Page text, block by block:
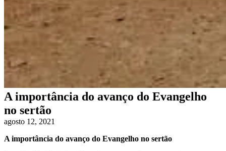
A importância do avanço do Evangelho
no sertão
agosto 12, 2021
A importância do avanço do Evangelho no sertão